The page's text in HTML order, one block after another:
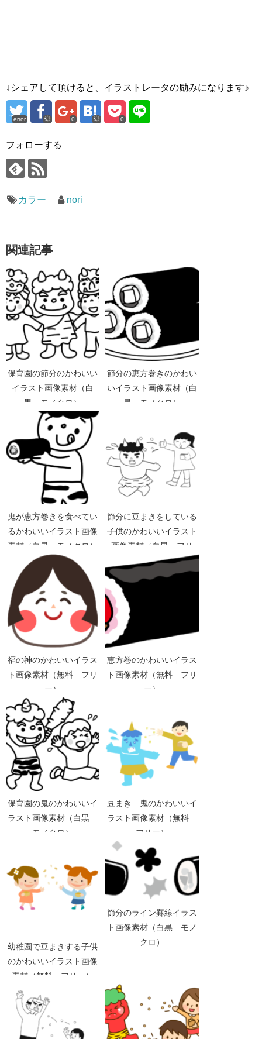
↓シェアして頂けると、イラストレータの励みになります♪
error 0 0
フォローする
カラー nori
関連記事
保育園の節分のかわいい
イラスト画像素材（白
黒 モノクロ）
節分の恵方巻きのかわい
いイラスト画像素材（白
黒 モノクロ）
鬼が恵方巻きを食べてい
るかわいいイラスト画像
素材（白黒 モノクロ）
節分に豆まきをしている
子供のかわいいイラスト
画像素材（白黒 フリ
ー）
福の神のかわいいイラス
ト画像素材（無料 フリ
ー）
恵方巻のかわいいイラス
ト画像素材（無料 フリ
ー）
保育園の鬼のかわいいイ
ラスト画像素材（白黒
モノクロ）
豆まき 鬼のかわいいイ
ラスト画像素材（無料
フリー）
幼稚園で豆まきする子供
のかわいいイラスト画像
素材（無料 フリー）
節分のライン罫線イラス
ト画像素材（白黒 モノ
クロ）